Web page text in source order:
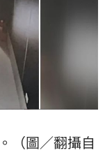
（圖／翻攝自